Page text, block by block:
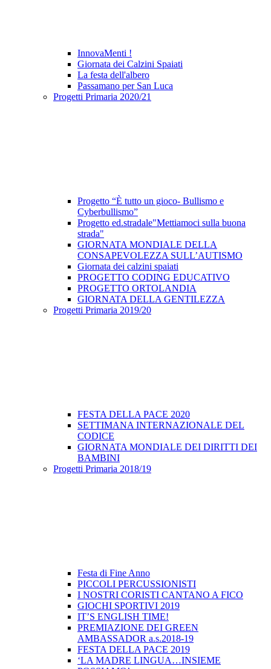
InnovaMenti !
Giornata dei Calzini Spaiati
La festa dell'albero
Passamano per San Luca
Progetti Primaria 2020/21
Progetto “È tutto un gioco- Bullismo e
Cyberbullismo”
Progetto ed.stradale"Mettiamoci sulla buona
strada"
GIORNATA MONDIALE DELLA
CONSAPEVOLEZZA SULL’AUTISMO
Giornata dei calzini spaiati
PROGETTO CODING EDUCATIVO
PROGETTO ORTOLANDIA
GIORNATA DELLA GENTILEZZA
Progetti Primaria 2019/20
FESTA DELLA PACE 2020
SETTIMANA INTERNAZIONALE DEL
CODICE
GIORNATA MONDIALE DEI DIRITTI DEI
BAMBINI
Progetti Primaria 2018/19
Festa di Fine Anno
PICCOLI PERCUSSIONISTI
I NOSTRI CORISTI CANTANO A FICO
GIOCHI SPORTIVI 2019
IT’S ENGLISH TIME!
PREMIAZIONE DEI GREEN
AMBASSADOR a.s.2018-19
FESTA DELLA PACE 2019
‘LA MADRE LINGUA…INSIEME